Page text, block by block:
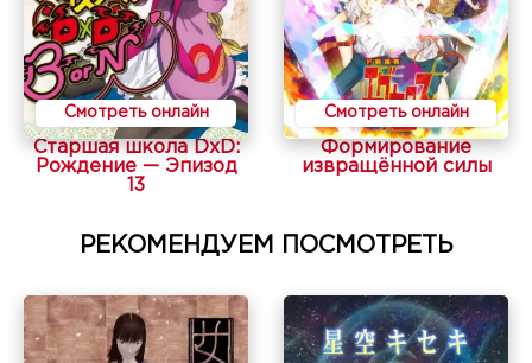
Смотреть онлайн
Старшая школа DxD:
Рождение — Эпизод
13
Смотреть онлайн
Формирование
извращённой силы
РЕКОМЕНДУЕМ ПОСМОТРЕТЬ